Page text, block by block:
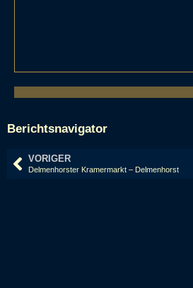
Berichtsnavigator
VORIGER
Delmenhorster Kramermarkt – Delmenhorst